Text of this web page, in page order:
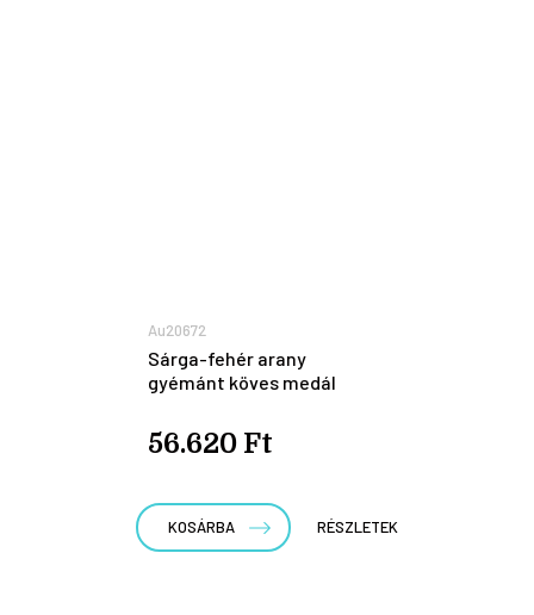
Au20672
Sárga-fehér arany
gyémánt köves medál
56.620 Ft
KOSÁRBA RÉSZLETEK